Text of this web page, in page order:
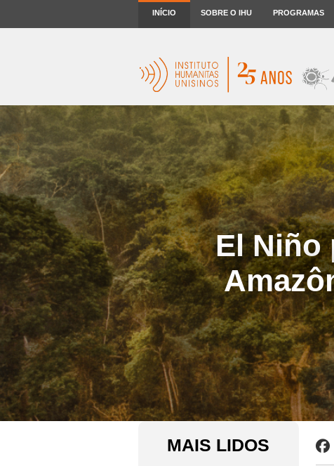
INÍCIO SOBRE O IHU PROGRAMAS
El Niño
MAIS LIDOS